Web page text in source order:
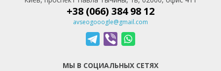
+38 (066) 384 98 12
avseogooogle@gmail.com
МЫ В СОЦИАЛЬНЫХ СЕТЯХ